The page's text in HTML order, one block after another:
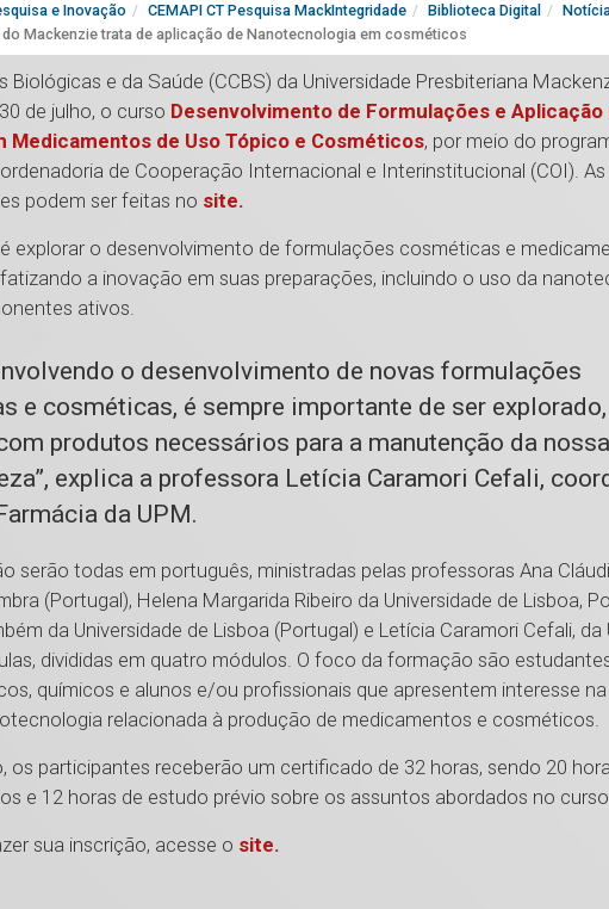
e Inovação CEMAPI CT Pesquisa MackIntegridade Biblioteca Digital
Mackenzie trata de aplicação de Nanotecnologia em cosméticos
Biológicas e da Saúde (CCBS) da Universidade Presbiteriana
de julho, o curso Desenvolvimento de Formulações e Aplicação
Medicamentos de Uso Tópico e Cosméticos, por meio do
de Cooperação Internacional e Interinstitucional (COI).
podem ser feitas no site.
explorar o desenvolvimento de formulações cosméticas e
a inovação em suas preparações, incluindo o uso da
ativos.
o desenvolvimento de novas formulações
e cosméticas, é sempre importante de ser
produtos necessários para a manutenção da
explica a professora Letícia Caramori Cefali,
da UPM.
serão todas em português, ministradas pelas professoras Ana
(Portugal), Helena Margarida Ribeiro da Universidade de Lisboa,
da Universidade de Lisboa (Portugal) e Letícia Caramori Cefali, da
divididas em quatro módulos. O foco da formação são
químicos e alunos e/ou profissionais que apresentem interesse
relacionada à produção de medicamentos e cosméticos.
os participantes receberão um certificado de 32 horas, sendo 20
e 12 horas de estudo prévio sobre os assuntos abordados no
sua inscrição, acesse o site.